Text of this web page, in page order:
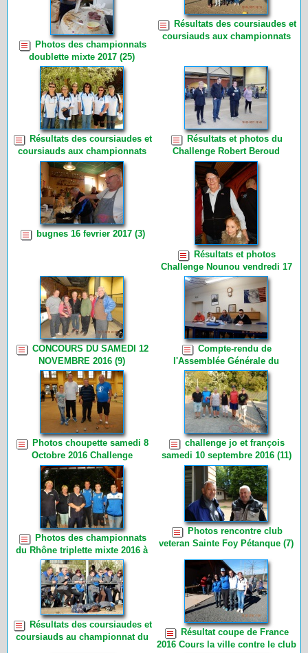
Photos des championnats
doublette mixte 2017 (25)
Résultats des coursiaudes et
coursiauds aux championnats
Résultats des coursiaudes et
coursiauds aux championnats
triplette 2017 (2)
Résultats et photos du
Challenge Robert Beroud
samedi 18 Fevrier 2017 (13)
bugnes 16 fevrier 2017 (3)
Résultats et photos
Challenge Nounou vendredi 17
février 2017 (3)
CONCOURS DU SAMEDI 12
NOVEMBRE 2016 (9)
Compte-rendu de
l'Assemblée Générale du
VENDREDI 04 NOVEMBRE 2016
(6)
Photos choupette samedi 8
Octobre 2016 Challenge
Charmette (7)
challenge jo et françois
samedi 10 septembre 2016 (11)
Photos des championnats
du Rhône triplette mixte 2016 à
Cours la ville (29)
Photos rencontre club
veteran Sainte Foy Pétanque (7)
Résultats des coursiaudes et
coursiauds au championnat du
Résultat coupe de France
2016 Cours la ville contre le club